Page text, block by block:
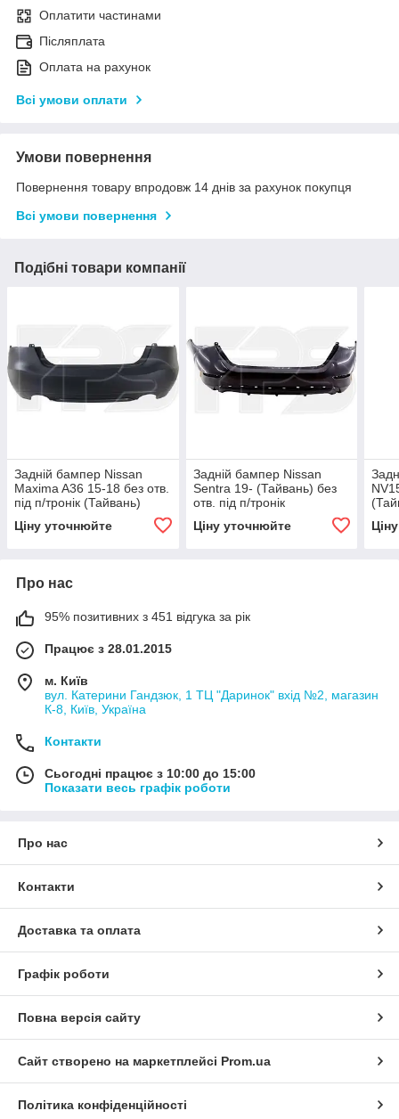
Оплатити частинами
Післяплата
Оплата на рахунок
Всі умови оплати
Умови повернення
Повернення товару впродовж 14 днів за рахунок покупця
Всі умови повернення
Подібні товари компанії
Задній бампер Nissan
Maxima A36 15-18 без отв.
під п/тронік (Тайвань)
Ціну уточнюйте
Задній бампер Nissan
Sentra 19- (Тайвань) без
отв. під п/тронік
Ціну уточнюйте
Про нас
95% позитивних з 451 відгука за рік
Працює з 28.01.2015
м. Київ
вул. Катерини Гандзюк, 1 ТЦ "Даринок" вхід №2, магазин
К-8, Київ, Україна
Контакти
Сьогодні працює з 10:00 до 15:00
Показати весь графік роботи
Про нас
Контакти
Доставка та оплата
Графік роботи
Повна версія сайту
Сайт створено на маркетплейсі Prom.ua
Політика конфіденційності